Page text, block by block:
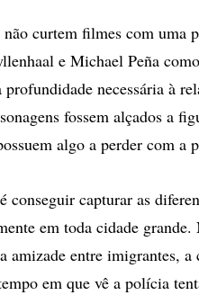
curtem filmes com uma
e Michael Peña
necessária à
fossem alçados a
algo a perder com a
capturar as
em toda cidade grande.
amizade entre imigrantes,
em que vê a polícia